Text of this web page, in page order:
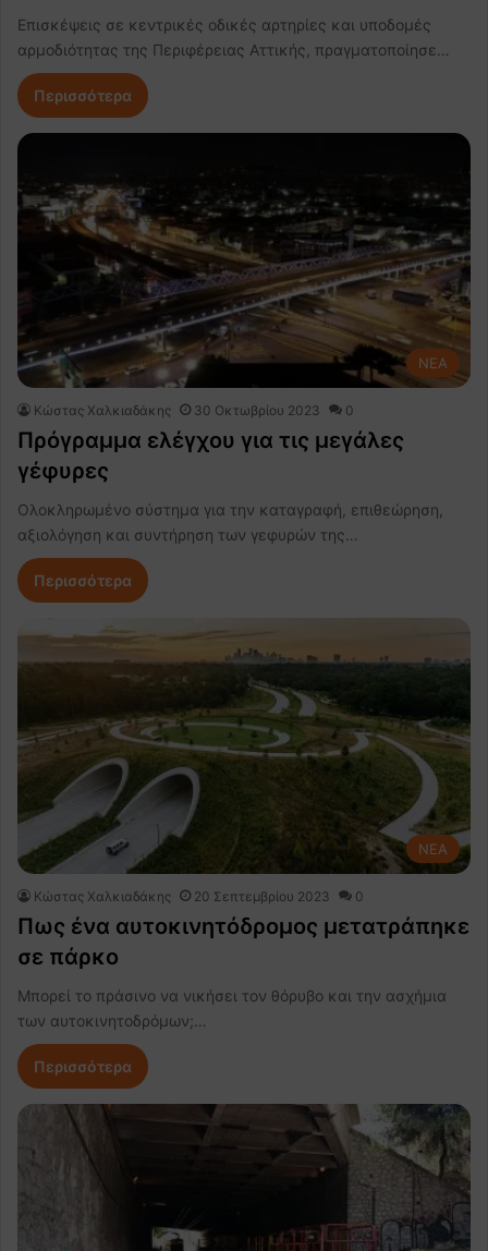
Επισκέψεις σε κεντρικές οδικές αρτηρίες και υποδομές
αρμοδιότητας της Περιφέρειας Αττικής, πραγματοποίησε…
Περισσότερα
NEA
Κώστας Χαλκιαδάκης 30 Οκτωβρίου 2023 0
Πρόγραμμα ελέγχου για τις μεγάλες
γέφυρες
Ολοκληρωμένο σύστημα για την καταγραφή, επιθεώρηση,
αξιολόγηση και συντήρηση των γεφυρών της…
Περισσότερα
NEA
Κώστας Χαλκιαδάκης 20 Σεπτεμβρίου 2023 0
Πως ένα αυτοκινητόδρομος μετατράπηκε
σε πάρκο
Μπορεί το πράσινο να νικήσει τον θόρυβο και την ασχήμια
των αυτοκινητοδρόμων;…
Περισσότερα